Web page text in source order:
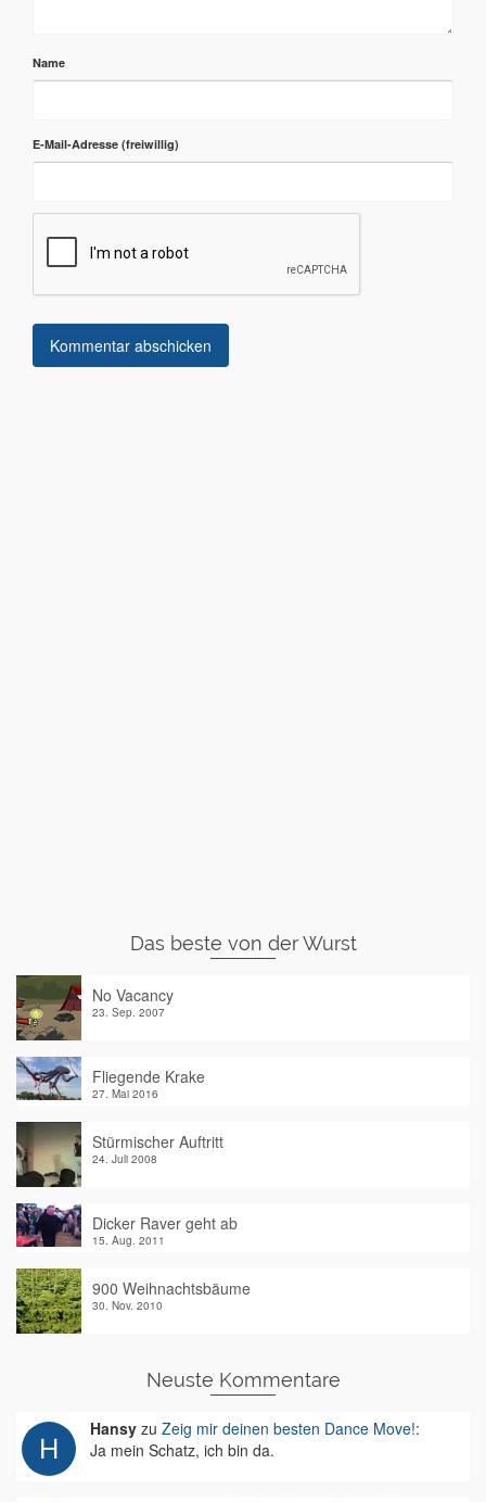
Name
E-Mail-Adresse
Das beste von der Wurst
No Vacancy
23. Sep. 2007
Fliegende Krake
27. Mai 2016
Stürmischer Auftritt
24. Juli 2008
Dicker Raver geht ab
15. Aug. 2011
900 Weihnachtsbäume
30. Nov. 2010
Neuste Kommentare
Hansy zu Zeig mir deinen besten Dance Move!:
Ja mein Schatz, ich bin da.